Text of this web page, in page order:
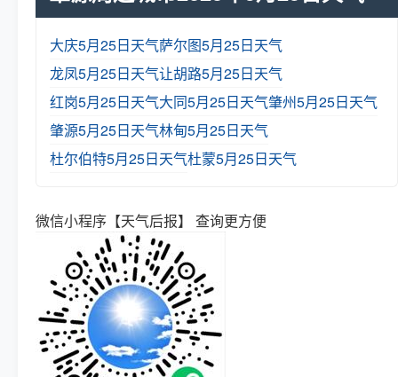
大庆5月25日天气萨尔图5月25日天气
龙凤5月25日天气让胡路5月25日天气
红岗5月25日天气大同5月25日天气肇州5月25日天气
肇源5月25日天气林甸5月25日天气
杜尔伯特5月25日天气杜蒙5月25日天气
微信小程序【天气后报】 查询更方便